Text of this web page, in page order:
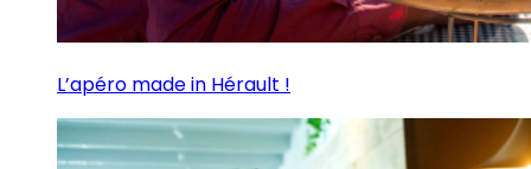
L’apéro made in Hérault !